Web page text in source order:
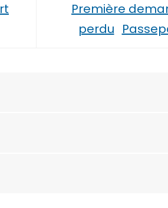
Première
perdu